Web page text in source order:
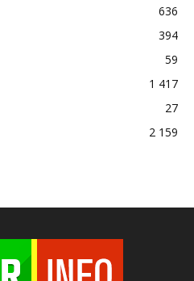
636
394
59
1 417
27
2 159